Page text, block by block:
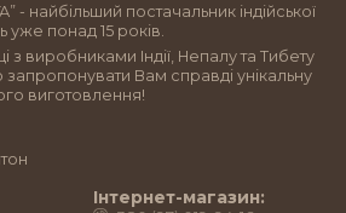
- найбільший постачальник індійської
уже понад 15 років.
з виробниками Індії, Непалу та Тибету
Вам справді унікальну
виготовлення!
Інтернет-магазин: